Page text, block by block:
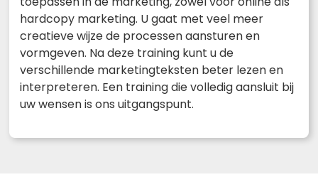
hardcopy marketing. U gaat met veel meer
creatieve wijze de processen aansturen en
vormgeven. Na deze training kunt u de
verschillende marketingteksten beter lezen en
interpreteren. Een training die volledig aansluit bij
uw wensen is ons uitgangspunt.